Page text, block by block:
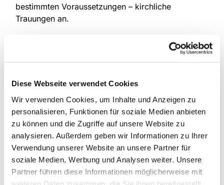
Diese Webseite verwendet Cookies
Wir verwenden Cookies, um Inhalte und Anzeigen zu
personalisieren, Funktionen für soziale Medien anbieten
zu können und die Zugriffe auf unsere Website zu
analysieren. Außerdem geben wir Informationen zu Ihrer
Verwendung unserer Website an unsere Partner für
soziale Medien, Werbung und Analysen weiter. Unsere
Partner führen diese Informationen möglicherweise mit
bestimmten Voraussetzungen – kirchliche
Trauungen an.
welchem Punkt ihrer Beziehung sie stehen: ob
frisch verliebt, seit Jahren verbunden,
unverheiratet, verheiratet, verlobt oder an einem
Ehejubiläum. Paare können sich segnen lassen,
unabhängig von formalen Voraussetzungen – als
Ausdruck ihrer Liebe, ihres Zusammenhalts und
ihrer gemeinsamen Verantwortung. Das gilt für
gemischtgeschlechtliche wie für
gleichgeschlechtliche Paare gleichermaßen. Wer